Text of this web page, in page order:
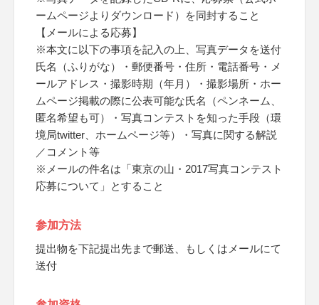
ームページよりダウンロード）を同封すること
【メールによる応募】
※本文に以下の事項を記入の上、写真データを送付
氏名（ふりがな）・郵便番号・住所・電話番号・メ
ールアドレス・撮影時期（年月）・撮影場所・ホー
ムページ掲載の際に公表可能な氏名（ペンネーム、
匿名希望も可）・写真コンテストを知った手段（環
境局twitter、ホームページ等）・写真に関する解説
／コメント等
※メールの件名は「東京の山・2017写真コンテスト
応募について」とすること
参加方法
提出物を下記提出先まで郵送、もしくはメールにて
送付